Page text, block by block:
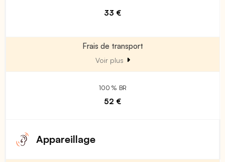
33 €
Frais de transport
Voir plus
100 % BR
52 €
Appareillage